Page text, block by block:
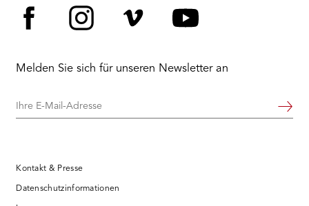
Melden Sie sich für unseren Newsletter an
Ihre
Weiter
Kontakt & Presse
Datenschutzinformationen